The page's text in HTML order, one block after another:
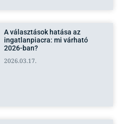
A választások hatása az
ingatlanpiacra: mi várható
2026-ban?
2026.03.17.